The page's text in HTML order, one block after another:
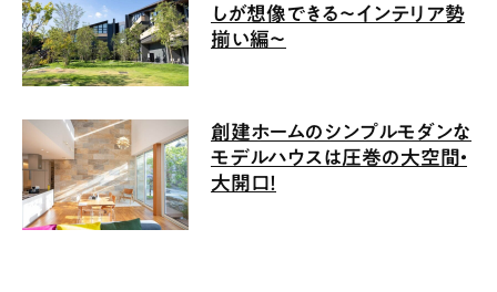
しが想像できる〜インテリア勢
揃い編〜
創建ホームのシンプルモダンな
モデルハウスは圧巻の大空間・
大開口！